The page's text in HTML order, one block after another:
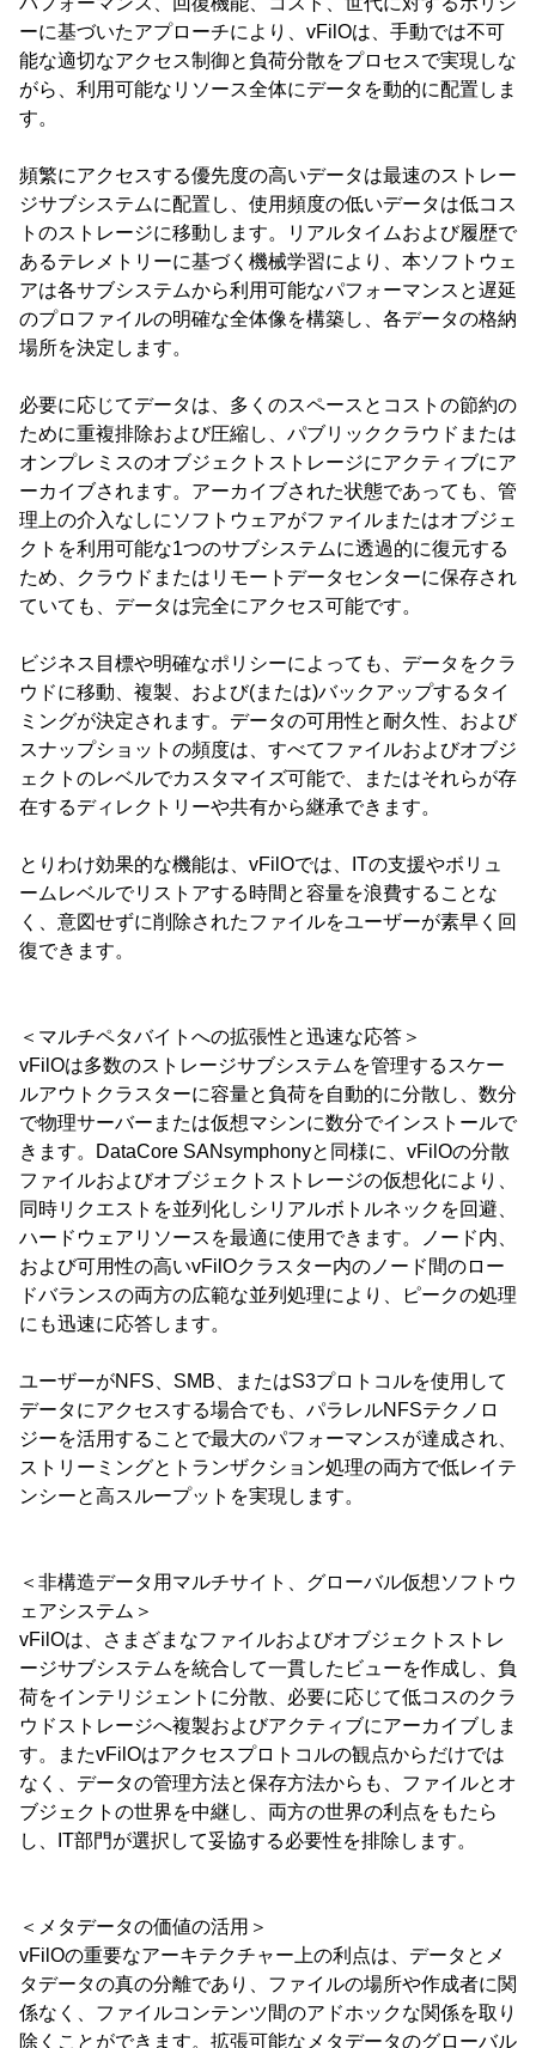
ーに基づいたアプローチにより、vFilOは、手動では不可
能な適切なアクセス制御と負荷分散をプロセスで実現しな
がら、利用可能なリソース全体にデータを動的に配置しま
す。
頻繁にアクセスする優先度の高いデータは最速のストレー
ジサブシステムに配置し、使用頻度の低いデータは低コス
トのストレージに移動します。リアルタイムおよび履歴で
あるテレメトリーに基づく機械学習により、本ソフトウェ
アは各サブシステムから利用可能なパフォーマンスと遅延
のプロファイルの明確な全体像を構築し、各データの格納
場所を決定します。
必要に応じてデータは、多くのスペースとコストの節約の
ために重複排除および圧縮し、パブリッククラウドまたは
オンプレミスのオブジェクトストレージにアクティブにア
ーカイブされます。アーカイブされた状態であっても、管
理上の介入なしにソフトウェアがファイルまたはオブジェ
クトを利用可能な1つのサブシステムに透過的に復元する
ため、クラウドまたはリモートデータセンターに保存され
ていても、データは完全にアクセス可能です。
ビジネス目標や明確なポリシーによっても、データをクラ
ウドに移動、複製、および(または)バックアップするタイ
ミングが決定されます。データの可用性と耐久性、および
スナップショットの頻度は、すべてファイルおよびオブジ
ェクトのレベルでカスタマイズ可能で、またはそれらが存
在するディレクトリーや共有から継承できます。
とりわけ効果的な機能は、vFilOでは、ITの支援やボリュ
ームレベルでリストアする時間と容量を浪費することな
く、意図せずに削除されたファイルをユーザーが素早く回
復できます。
＜マルチペタバイトへの拡張性と迅速な応答＞
vFilOは多数のストレージサブシステムを管理するスケー
ルアウトクラスターに容量と負荷を自動的に分散し、数分
で物理サーバーまたは仮想マシンに数分でインストールで
きます。DataCore SANsymphonyと同様に、vFilOの分散
ファイルおよびオブジェクトストレージの仮想化により、
同時リクエストを並列化しシリアルボトルネックを回避、
ハードウェアリソースを最適に使用できます。ノード内、
および可用性の高いvFilOクラスター内のノード間のロー
ドバランスの両方の広範な並列処理により、ピークの処理
にも迅速に応答します。
ユーザーがNFS、SMB、またはS3プロトコルを使用して
データにアクセスする場合でも、パラレルNFSテクノロ
ジーを活用することで最大のパフォーマンスが達成され、
ストリーミングとトランザクション処理の両方で低レイテ
ンシーと高スループットを実現します。
＜非構造データ用マルチサイト、グローバル仮想ソフトウ
ェアシステム＞
vFilOは、さまざまなファイルおよびオブジェクトストレ
ージサブシステムを統合して一貫したビューを作成し、負
荷をインテリジェントに分散、必要に応じて低コスのクラ
ウドストレージへ複製およびアクティブにアーカイブしま
す。またvFilOはアクセスプロトコルの観点からだけでは
なく、データの管理方法と保存方法からも、ファイルとオ
ブジェクトの世界を中継し、両方の世界の利点をもたら
し、IT部門が選択して妥協する必要性を排除します。
＜メタデータの価値の活用＞
vFilOの重要なアーキテクチャー上の利点は、データとメ
タデータの真の分離であり、ファイルの場所や作成者に関
係なく、ファイルコンテンツ間のアドホックな関係を取り
除くことができます。拡張可能なメタデータのグローバル